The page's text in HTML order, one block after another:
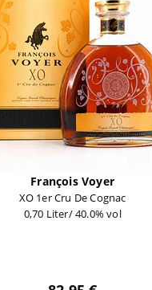
François Voyer
XO 1er Cru De Cognac
0,70 Liter/ 40.0% vol